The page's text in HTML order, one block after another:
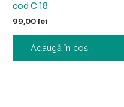
cod C 18
99,00lei
Adaugă în coș